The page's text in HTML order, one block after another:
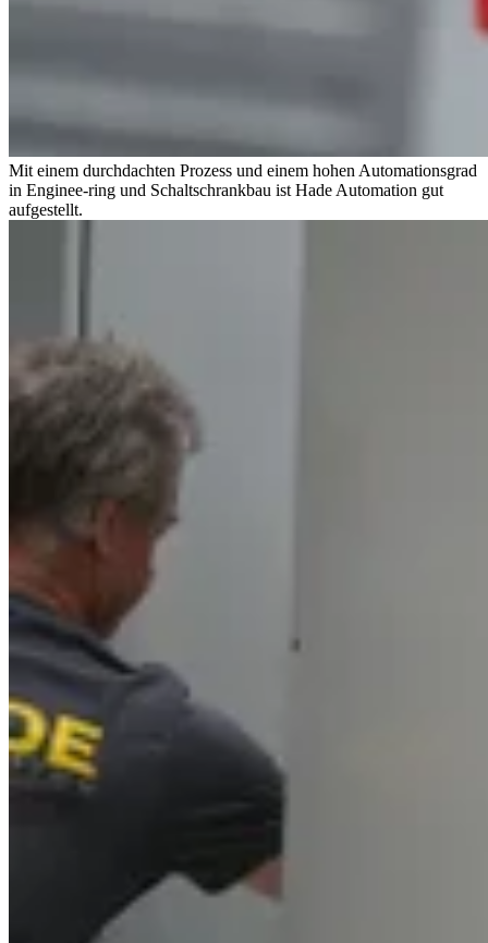
Mit einem durchdachten Prozess und einem hohen Automationsgrad
in Enginee-ring und Schaltschrankbau ist Hade Automation gut
aufgestellt.